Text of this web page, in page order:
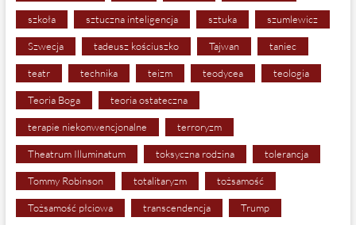
szkoła sztuczna inteligencja sztuka szumlewicz
Szwecja tadeusz kościuszko Tajwan taniec
teatr technika teizm teodycea teologia
Teoria Boga teoria ostateczna
terapie niekonwencjonalne terroryzm
Theatrum Illuminatum toksyczna rodzina tolerancja
Tommy Robinson totalitaryzm tożsamość
Tożsamość płciowa transcendencja Trump